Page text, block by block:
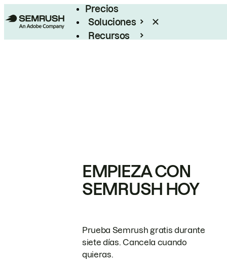
Precios
Soluciones
Recursos
EMPIEZA CON
SEMRUSH HOY
Prueba Semrush gratis durante
siete días. Cancela cuando
quieras.